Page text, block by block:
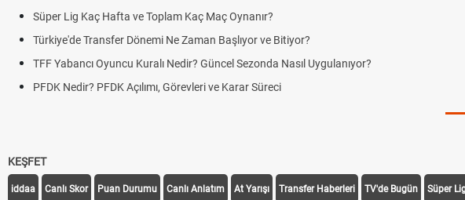
Süper Lig Kaç Hafta ve Toplam Kaç Maç Oynanır?
Türkiye'de Transfer Dönemi Ne Zaman Başlıyor ve Bitiyor?
TFF Yabancı Oyuncu Kuralı Nedir? Güncel Sezonda Nasıl Uygulanıyor?
PFDK Nedir? PFDK Açılımı, Görevleri ve Karar Süreci
KEŞFET
iddaa Canlı Skor Puan Durumu Canlı Anlatım At Yarışı Transfer Haberleri TV'de Bugün Süper